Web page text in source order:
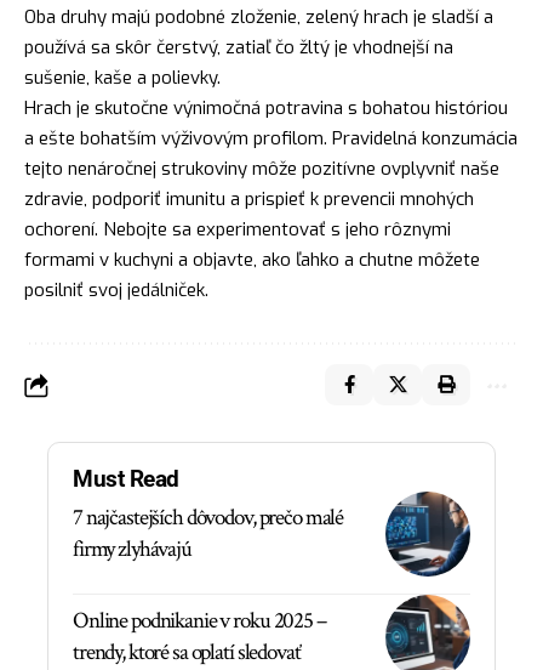
Oba druhy majú podobné zloženie, zelený hrach je sladší a
používá sa skôr čerstvý, zatiaľ čo žltý je vhodnejší na
sušenie, kaše a polievky.
Hrach je skutočne výnimočná potravina s bohatou históriou
a ešte bohatším výživovým profilom. Pravidelná konzumácia
tejto nenáročnej strukoviny môže pozitívne ovplyvniť naše
zdravie, podporiť imunitu a prispieť k prevencii mnohých
ochorení. Nebojte sa experimentovať s jeho rôznymi
formami v kuchyni a objavte, ako ľahko a chutne môžete
posilniť svoj jedálniček.
Must Read
7 najčastejších dôvodov, prečo malé
firmy zlyhávajú
Online podnikanie v roku 2025 –
trendy, ktoré sa oplatí sledovať